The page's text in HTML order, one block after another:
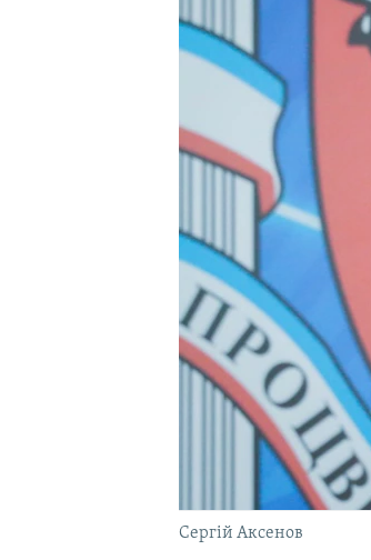
УКРАЇНСЬКА ПРОБЛЕМА КРИМУ
Сергій Аксенов